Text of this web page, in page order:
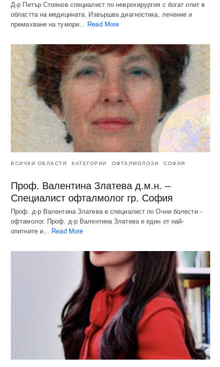
Д-р Петър Стоянов специалист по неврохирургия с богат опит в
областта на медицината. Извършва диагностика, лечение и
премахване на тумори…
Read More
ВСИЧКИ ОБЛАСТИ КАТЕГОРИИ ОФТАЛМОЛОЗИ СОФИЯ
Проф. Валентина Златева д.м.н. –
Специалист офталмолог гр. София
Проф. д-р Валентина Златева е специалист по Очни болести -
офтамолог. Проф. д-р Валентина Златева е един от най-
опитните и… Read More